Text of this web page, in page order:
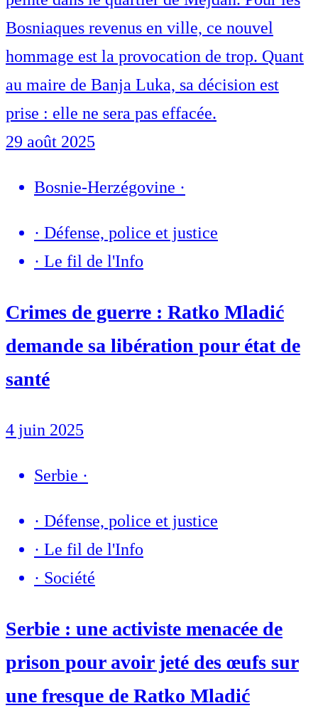
Bosniaques revenus en ville, ce nouvel
hommage est la provocation de trop. Quant
au maire de Banja Luka, sa décision est
prise : elle ne sera pas effacée.
29 août 2025
Bosnie-Herzégovine ·
· Défense, police et justice
· Le fil de l'Info
Crimes de guerre : Ratko Mladić
demande sa libération pour état de
santé
4 juin 2025
Serbie ·
· Défense, police et justice
· Le fil de l'Info
· Société
Serbie : une activiste menacée de
prison pour avoir jeté des œufs sur
une fresque de Ratko Mladić